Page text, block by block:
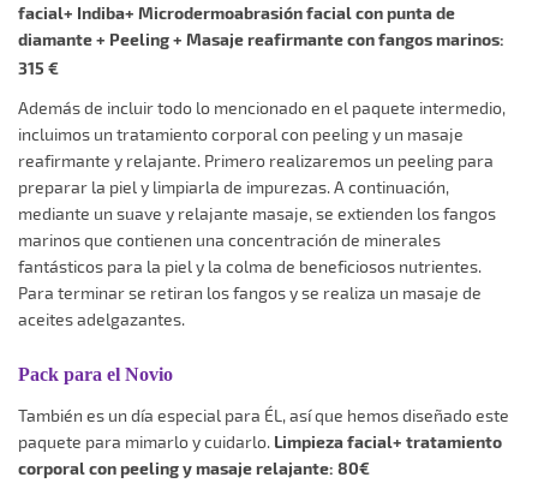
facial+ Indiba+ Microdermoabrasión facial con punta de
diamante + Peeling + Masaje reafirmante con fangos marinos:
315 €
Además de incluir todo lo mencionado en el paquete intermedio,
incluimos un tratamiento corporal con peeling y un masaje
reafirmante y relajante. Primero realizaremos un peeling para
preparar la piel y limpiarla de impurezas. A continuación,
mediante un suave y relajante masaje, se extienden los fangos
marinos que contienen una concentración de minerales
fantásticos para la piel y la colma de beneficiosos nutrientes.
Para terminar se retiran los fangos y se realiza un masaje de
aceites adelgazantes.
Pack para el Novio
También es un día especial para ÉL, así que hemos diseñado este
paquete para mimarlo y cuidarlo. Limpieza facial+ tratamiento
corporal con peeling y masaje relajante: 80€